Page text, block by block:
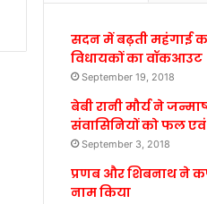
सदन में बढ़ती महंगाई
विधायकों का वॉकआउट
September 19, 2018
बेबी रानी मौर्य ने
संवासिनियों को फल एवं
September 3, 2018
प्रणब और शिबनाथ ने
नाम किया